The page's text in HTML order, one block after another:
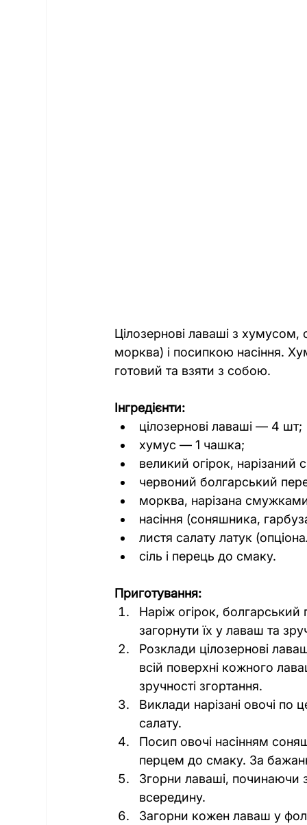
Цілозернові лаваші з
морква) і посипкою насіння.
готовий та взяти з собою.
Інгредієнти:
цілозернові лаваші — 4 шт;
хумус — 1 чашка;
великий огірок,
червоний болгарський
морква, нарізана
насіння (соняшника,
листя салату латук
сіль і перець до смаку.
Приготування:
Наріж огірок,
загорнути їх у лаваш та
Розклади цілозернові
всій поверхні кожного
зручності згортання.
Виклади нарізані овочі
салату.
Посип овочі насінням
перцем до смаку. За
Згорни лаваші, починаючи
всередину.
Загорни кожен лаваш у